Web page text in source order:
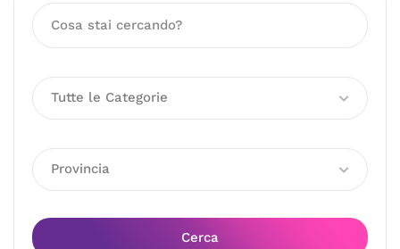
Tutte le Categorie
Provincia
Cerca